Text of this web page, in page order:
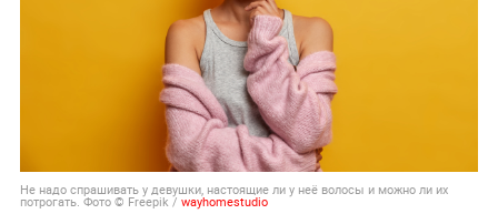
Не надо спрашивать у девушки, настоящие ли у неё волосы и можно ли их
потрогать. Фото © Freepik / wayhomestudio